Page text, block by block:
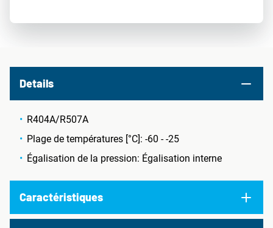
Details
R404A/R507A
Plage de températures [°C]: -60 - -25
Égalisation de la pression: Égalisation interne
Caractéristiques